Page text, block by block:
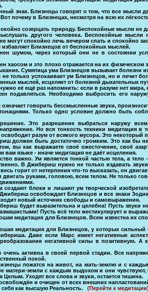
знак. Близнецы говорят о том, что все
почему в Близнецах, несмотря на всю их
созерцать природу. Беспокойные мысли
другого человека. Беспокойные
могут спокойно лечь вечером спать и спокойно
Близнецов от беспокойных мыслей.
шумом, через который они не в состоянии
хаосом и это плохо отражается на их
Сумятица ума Близнецов вызывает болезни
только успокаивает ум Близнецов, но и лечит
мыслей, исцеляет от болезней дыхательных
её ещё раз напомнить: если в разуме нет
подавляться. Необходимо выбросить его
говорить бессмысленные звуки,
Только одно условие должно быть
Это разрешение выбраться наружу
Но вся тонкость техники медитация
разум от всякого мусора. Это некоторый
должен быть достаточно громким. Это как бы
вы как выражаете своё ожесточение, своё
вам языке - иначе медитация не даёт исцеления.
важно. Ум является тонкой частью тела, а
В Джибериш нужно не только издавать
горит от нетерпения что-то высказать, он
двигать руками, головою, всем телом. Не только
создают блоки и лишают ум творческой
освобождает Близнецов и все знаки
новый источник свободы и самовыражения.
будет выразительна и целебна! Пусть
Пусть всё тело жестикулирует и
медитация для Близнецов. Всем известна их
медитация для Близнецов, у которых
Даже если Марс имеет негативные
негативной силы в позитивную. А
активна в своей первой стадии. Все
покой.
ложатся на живот, на мать-землю и с
матери-земли с каждым выдохом и они
Целым. Уходят все слова и звуки, остается тишина.
и очищен от всех внешних
как высшую Реальность. (Перейти к медитации)